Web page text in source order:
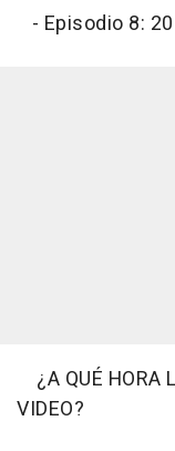
- Episodio 8:
¿A QUÉ HORA
VIDEO?